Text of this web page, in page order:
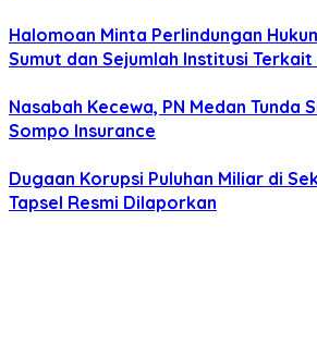
Halomoan Minta Perlindungan
Sumut dan Sejumlah Institusi Terkait
Nasabah Kecewa, PN Medan Tunda
Sompo Insurance
Dugaan Korupsi Puluhan Miliar di
Tapsel Resmi Dilaporkan